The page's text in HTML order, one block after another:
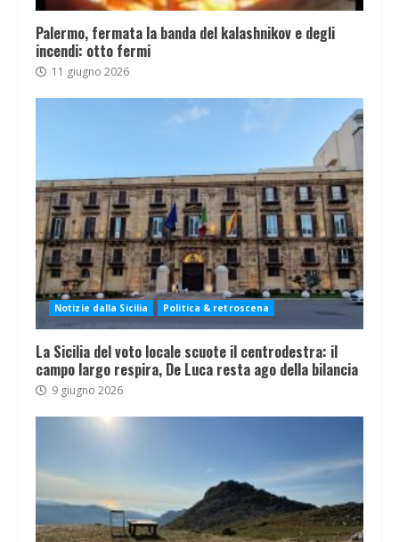
Palermo, fermata la banda del kalashnikov e degli
incendi: otto fermi
11 giugno 2026
Notizie dalla Sicilia Politica & retroscena
La Sicilia del voto locale scuote il centrodestra: il
campo largo respira, De Luca resta ago della bilancia
9 giugno 2026